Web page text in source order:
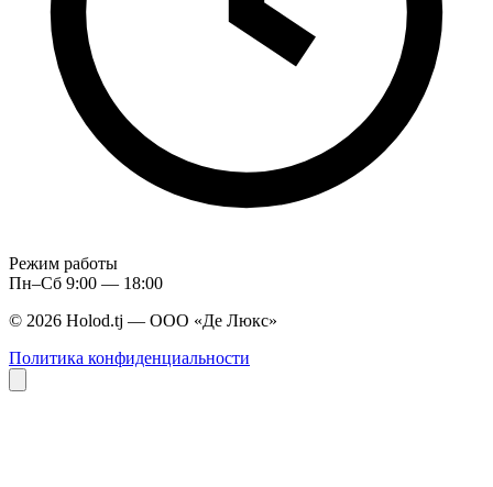
Режим работы
Пн–Сб 9:00 — 18:00
© 2026 Holod.tj — ООО «Де Люкс»
Политика конфиденциальности